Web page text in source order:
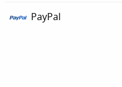
PayPal